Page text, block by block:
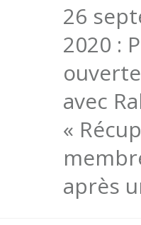
26
2020 :
avec
«
après